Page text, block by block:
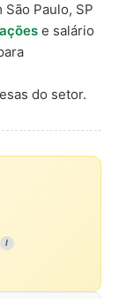
Paulo, SP
e salário
do setor.
I